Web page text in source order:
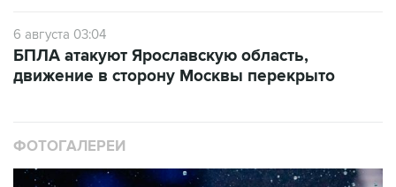
6 августа 03:04
БПЛА атакуют Ярославскую область,
движение в сторону Москвы перекрыто
ФОТОГАЛЕРЕИ